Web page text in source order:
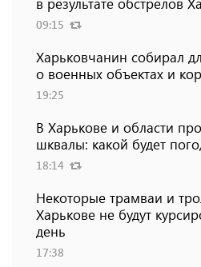
09:15
Харьковчанин собирал
о военных объектах и
19:25
В Харькове и области
шквалы: какой будет
18:14
Некоторые трамваи и
Харькове не будут
день
17:38